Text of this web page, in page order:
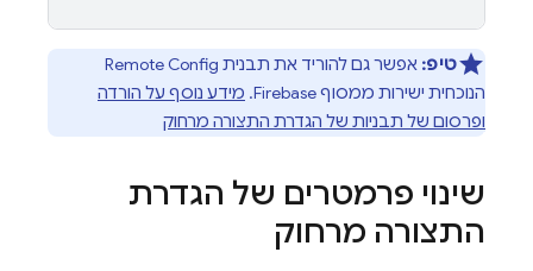
טיפ: אפשר גם להוריד את תבנית Remote Config
הנוכחית ישירות ממסוףFirebase
. מידע נוסף על הורדה
ופרסום של תבניות של הגדרת התצורה מרחוק
שינוי פרמטרים של הגדרת
התצורה מרחוק